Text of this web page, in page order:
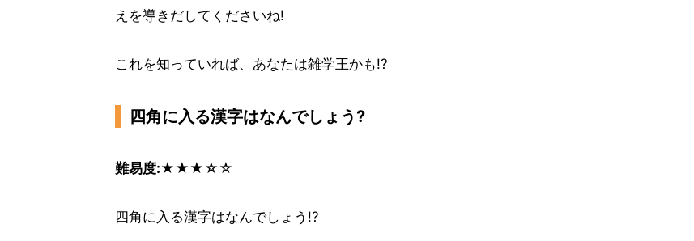
えを導きだしてくださいね!
これを知っていれば、あなたは雑学王かも!?
四角に入る漢字はなんでしょう?
難易度:★★★☆☆
四角に入る漢字はなんでしょう!?